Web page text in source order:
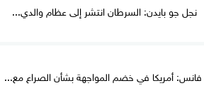
نجل جو بايدن: السرطان انتشر إلى عظام والدي...
فانس: أمريكا في خضم المواجهة بشأن الصراع مع...